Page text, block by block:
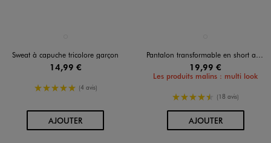
Sweat à capuche tricolore garçon
14,99 €
5/5 de moyenne
(4 avis)
AJOUTERAU PANIER
Pantalon transformable en short avec taille élastique garçon
19,99 €
Les produits malins : multi look
4.5/5 de moyenne
(18 avis)
AJOUTERAU PANIER